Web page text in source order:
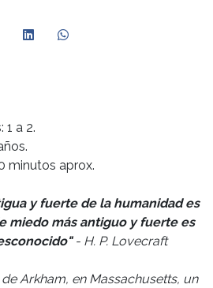
1 a 2.
minutos aprox.
y fuerte de la humanidad es
miedo más antiguo y fuerte es
- H. P. Lovecraft
Arkham, en Massachusetts, un